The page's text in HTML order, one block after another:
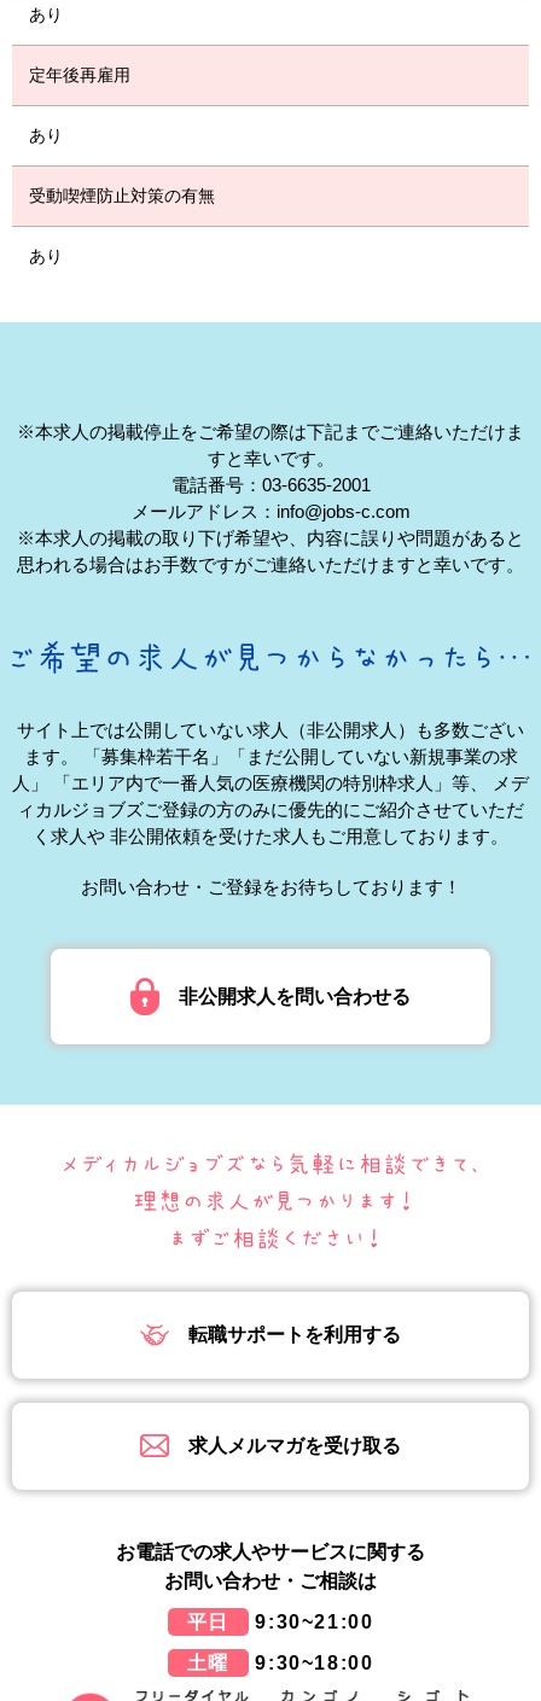
あり
定年後再雇用
あり
受動喫煙防止対策の有無
あり
※本求人の掲載停止をご希望の際は下記までご連絡いただけま
すと幸いです。
電話番号：03-6635-2001
メールアドレス：info@jobs-c.com
※本求人の掲載の取り下げ希望や、内容に誤りや問題があると
思われる場合はお手数ですがご連絡いただけますと幸いです。
サイト上では公開していない求人（非公開求人）も多数ござい
ます。
「募集枠若干名」「まだ公開していない新規事業の求
人」
「エリア内で一番人気の医療機関の特別枠求人」等、
メデ
ィカルジョブズご登録の方のみに優先的にご紹介させていただ
く求人や 非公開依頼を受けた求人もご用意しております。
お問い合わせ・ご登録をお待ちしております！
非公開求人を問い合わせる
転職サポートを利用する
求人メルマガを受け取る
お電話での求人やサービスに関する
お問い合わせ・ご相談は
平日
9:30~21:00
土曜
9:30~18:00